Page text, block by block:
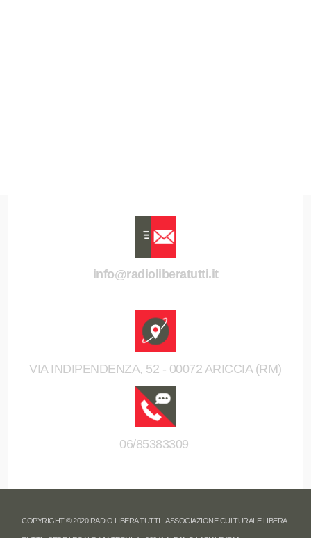
info@radioliberatutti.it
VIA INDIPENDENZA, 52 - 00072 ARICCIA (RM)
06/85383309
COPYRIGHT © 2020 RADIO LIBERA TUTTI - ASSOCIAZIONE CULTURALE LIBERA